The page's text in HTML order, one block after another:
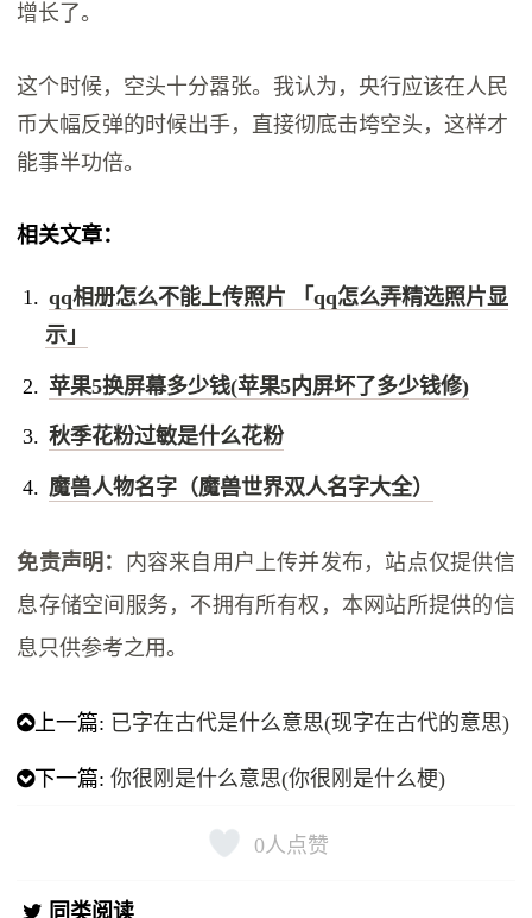
增长了。
这个时候，空头十分嚣张。我认为，央行应该在人民
币大幅反弹的时候出手，直接彻底击垮空头，这样才
能事半功倍。
相关文章：
qq相册怎么不能上传照片 「qq怎么弄精选照片显
示」
苹果5换屏幕多少钱(苹果5内屏坏了多少钱修)
秋季花粉过敏是什么花粉
魔兽人物名字（魔兽世界双人名字大全）
免责声明： 内容来自用户上传并发布，站点仅提供信
息存储空间服务，不拥有所有权，本网站所提供的信
息只供参考之用。
上一篇: 已字在古代是什么意思(现字在古代的意思)
下一篇:你很刚是什么意思(你很刚是什么梗)
0人点赞
同类阅读